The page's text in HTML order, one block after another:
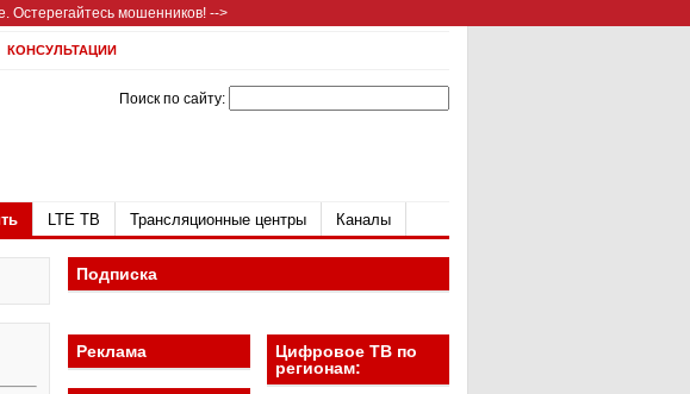
Остерегайтесь мошенников! -->
КОНСУЛЬТАЦИИ
Поиск по сайту:
LTE ТВ Трансляционные центры Каналы
Подписка
Реклама
Цифровое ТВ по
регионам: